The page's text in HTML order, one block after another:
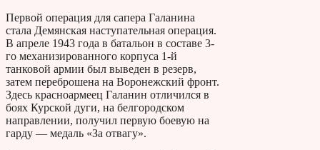
Первой операция для сапера Галанина
стала Демянская наступательная операция.
В апреле 1943 года в батальон в составе 3-
го механизированного корпуса 1-й
танковой армии был выведен в резерв,
затем переброшена на Воронежский фронт.
Здесь красноармеец Галанин отличился в
боях Курской дуги, на белгородском
направлении, получил первую боевую на
гарду — медаль «За отвагу».